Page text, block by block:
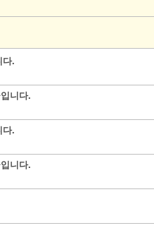
다.
니다.
다.
니다.